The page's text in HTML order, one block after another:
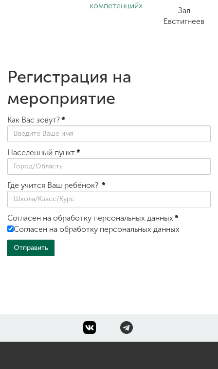
компетенций»
Зал
Евстигнеев
Регистрация на
мероприятие
Как Вас зовут?*
Населенный пункт*
Где учится Ваш ребёнок? *
Согласен на обработку персональных данных *
Согласен на обработку персональных данных